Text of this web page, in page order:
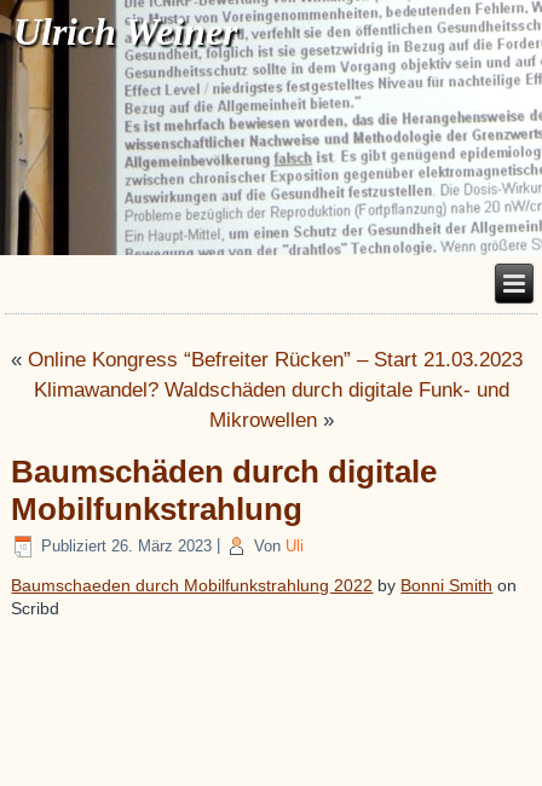
Ulrich Weiner
«Online Kongress “Befreiter Rücken” – Start 21.03.2023
Klimawandel? Waldschäden durch digitale Funk- und
Mikrowellen»
Baumschäden durch digitale
Mobilfunkstrahlung
Publiziert 26. März 2023 Von Uli
Baumschaeden durch Mobilfunkstrahlung 2022 by Bonni Smith on
Scribd